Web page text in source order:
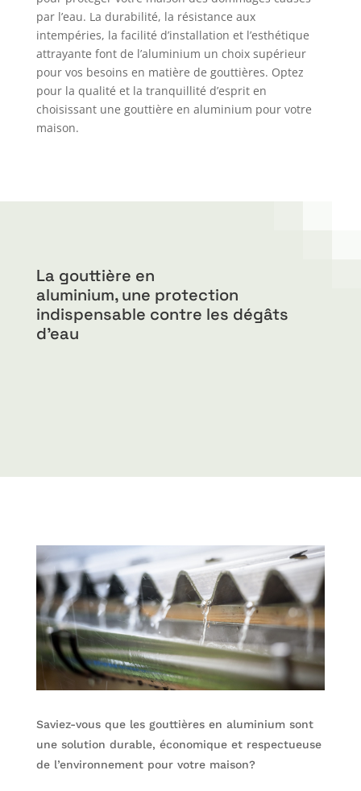
par l’eau. La durabilité, la résistance aux
intempéries, la facilité d’installation et l’esthétique
attrayante font de l’aluminium un choix supérieur
pour vos besoins en matière de gouttières. Optez
pour la qualité et la tranquillité d’esprit en
choisissant une gouttière en aluminium pour votre
maison.
La gouttière en
aluminium, une protection
indispensable contre les dégâts
d’eau
Saviez-vous que les gouttières en aluminium sont
une solution durable, économique et respectueuse
de l’environnement pour votre maison?